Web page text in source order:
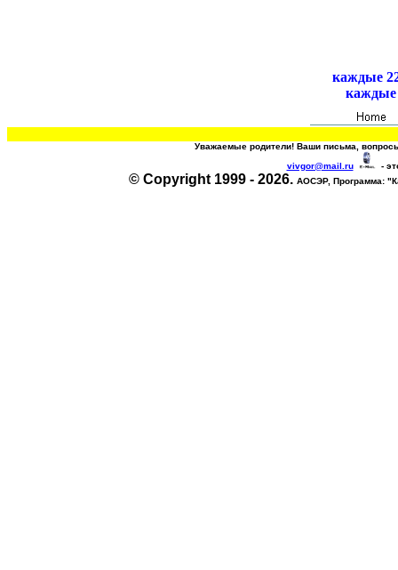
каждые
каждые
Уважаемые родители! Ваши письма,
vivgor@mail.ru
-
© Copyright 1999 - 2026. АОСЭР, Программа: